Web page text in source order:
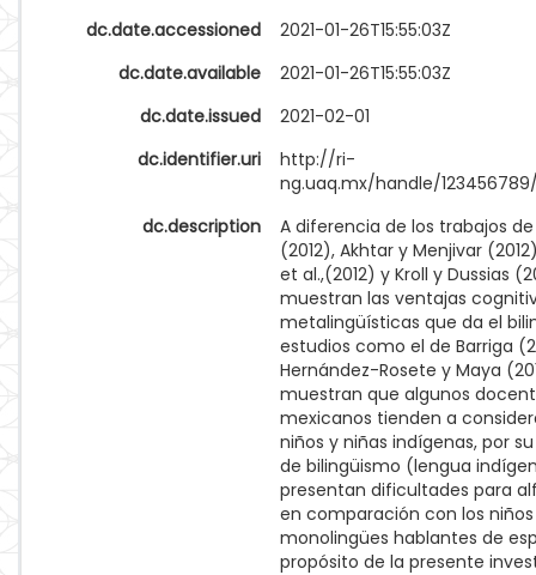
dc.date.accessioned
2021-01-26T15:55:03Z
dc.date.available
2021-01-26T15:55:03Z
dc.date.issued
2021-02-01
dc.identifier.uri
http://ri-
ng.uaq.mx/handle/
dc.description
A diferencia de los trabajos de
(2012), Akhtar y Menjivar
et al.,(2012) y Kroll y Dussias
muestran las ventajas
metalingüísticas que da el
estudios como el de Barriga
Hernández-Rosete y Maya
muestran que algunos
mexicanos tienden a
niños y niñas indígenas, por
de bilingüismo (lengua
presentan dificultades para
en comparación con los
monolingües hablantes de
propósito de la presente